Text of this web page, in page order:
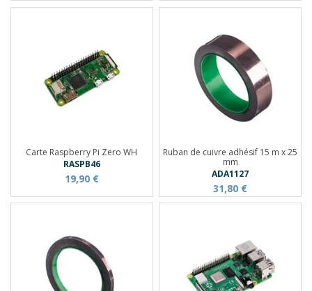
Carte Raspberry Pi Zero WH
RASPB46
19,90 €
Ruban de cuivre adhésif 15 m x 25
mm
ADA1127
31,80 €